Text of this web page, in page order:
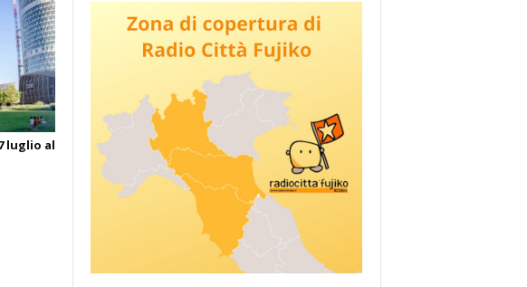
luglio al